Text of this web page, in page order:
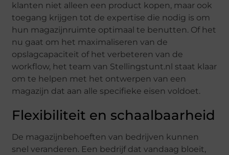
klanten niet alleen een product kopen, maar ook
toegang krijgen tot de expertise die nodig is om
hun magazijnruimte optimaal te benutten. Of het
nu gaat om het maximaliseren van de
opslagcapaciteit of het verbeteren van de
workflow, het team van Stellingstunt.nl staat klaar
om te helpen met het ontwerpen van een
magazijn dat aan alle specifieke eisen voldoet.
Flexibiliteit en schaalbaarheid
De magazijnbehoeften van bedrijven kunnen
snel veranderen. Een bedrijf dat vandaag bloeit,